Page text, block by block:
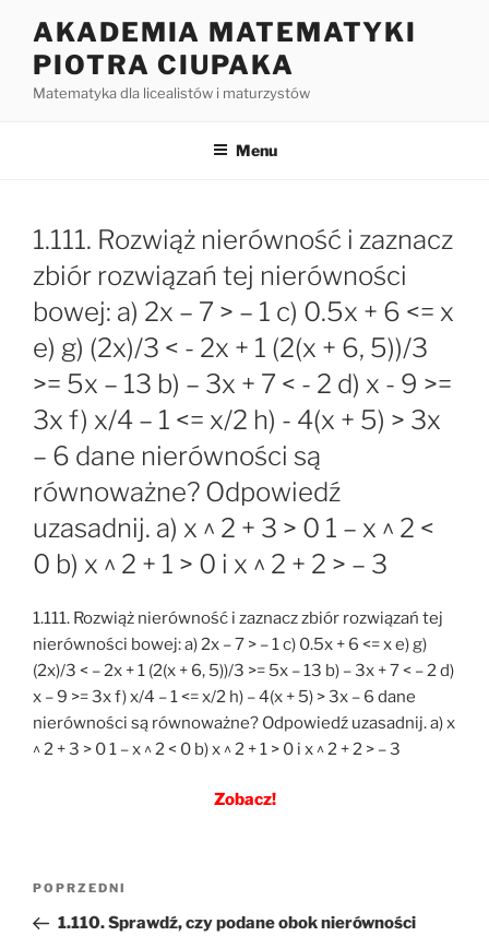
treści
AKADEMIA MATEMATYKI
PIOTRA CIUPAKA
Matematyka dla licealistów i maturzystów
Menu
1.111. Rozwiąż nierówność i zaznacz
zbiór rozwiązań tej nierówności
bowej: a) 2x – 7 > – 1 c) 0.5x + 6 <= x
e) g) (2x)/3 < - 2x + 1 (2(x + 6, 5))/3
>= 5x – 13 b) – 3x + 7 < - 2 d) x - 9 >=
3x f) x/4 – 1 <= x/2 h) - 4(x + 5) > 3x
– 6 dane nierówności są
równoważne? Odpowiedź
uzasadnij. a) x ^ 2 + 3 > 0 1 – x ^ 2 <
0 b) x ^ 2 + 1 > 0 i x ^ 2 + 2 > – 3
1.111. Rozwiąż nierówność i zaznacz zbiór rozwiązań tej
nierówności bowej: a) 2x – 7 > – 1 c) 0.5x + 6 <= x e) g)
(2x)/3 < – 2x + 1 (2(x + 6, 5))/3 >= 5x – 13 b) – 3x + 7 < – 2 d)
x – 9 >= 3x f) x/4 – 1 <= x/2 h) – 4(x + 5) > 3x – 6 dane
nierówności są równoważne? Odpowiedź uzasadnij. a) x
^ 2 + 3 > 0 1 – x ^ 2 < 0 b) x ^ 2 + 1 > 0 i x ^ 2 + 2 > – 3
Zobacz!
Nawigacja
Poprzedni
wpis
POPRZEDNI
1.110. Sprawdź, czy podane obok nierówności